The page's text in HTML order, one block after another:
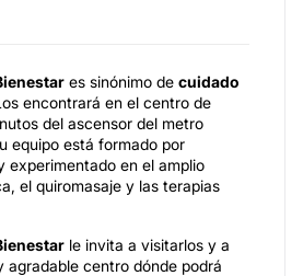
es sinónimo de cuidado
encontrará en el centro de
del ascensor del metro
equipo está formado por
experimentado en el amplio
el quiromasaje y las terapias
le invita a visitarlos y a
agradable centro dónde podrá